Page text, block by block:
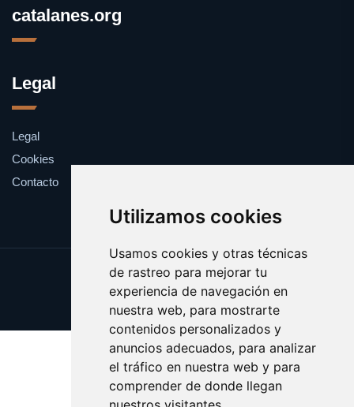
Utilizamos cookies
Usamos cookies y otras técnicas
de rastreo para mejorar tu
experiencia de navegación en
nuestra web, para mostrarte
contenidos personalizados y
anuncios adecuados, para analizar
el tráfico en nuestra web y para
comprender de donde llegan
catalanes.org
Legal
Legal
Cookies
Contacto
Update cookies preferences
Copyright © 2025 catalanes.org